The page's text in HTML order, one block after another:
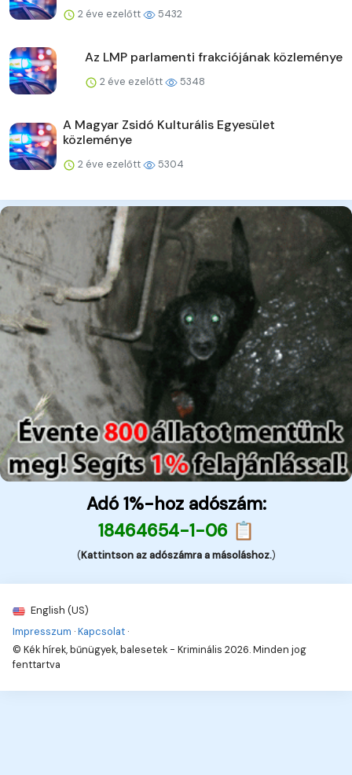
2 éve ezelőtt 5432
Az LMP parlamenti frakciójának közleménye
2 éve ezelőtt 5348
A Magyar Zsidó Kulturális Egyesület
közleménye
2 éve ezelőtt 5304
Adó 1%-hoz adószám:
18464654-1-06 📋
(Kattintson az adószámra a másoláshoz.)
English (US)
Impresszum ·Kapcsolat ·
© Kék hírek, bűnügyek, balesetek - Kriminális 2026. Minden jog
fenttartva